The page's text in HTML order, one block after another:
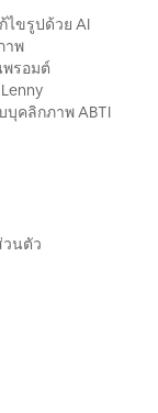
ไขรูปด้วย AI
าพ
รอมต์
บุคลิกภาพ ABTI
วนตัว